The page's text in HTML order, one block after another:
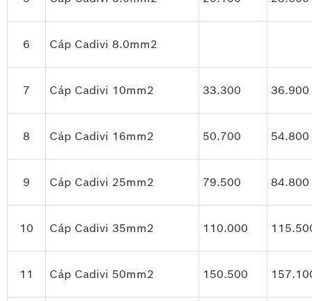
6 Cáp Cadivi 8.0mm2
7 Cáp Cadivi 10mm2 33.300 36.900
8 Cáp Cadivi 16mm2 50.700 54.800
9 Cáp Cadivi 25mm2 79.500 84.800
10 Cáp Cadivi 35mm2 110.000
11 Cáp Cadivi 50mm2 150.500